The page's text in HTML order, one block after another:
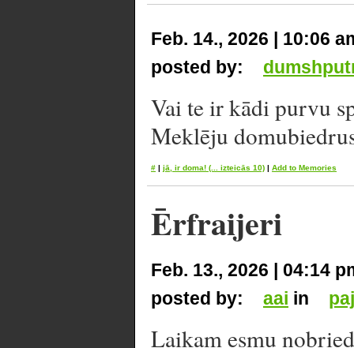
Feb. 14., 2026 | 10:06
posted by:
Vai te ir kādi purvu
Meklēju
# | jā, ir doma! (... izteicās 10) | Add to Memories
Ērfraijeri
Feb. 13., 2026 | 04:14
posted by:
aai in
Laikam esmu